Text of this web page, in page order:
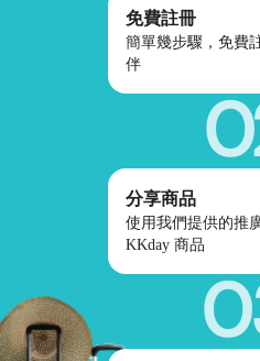
免費註冊
簡單幾步驟，免費
伴
分享商品
使用我們提供的推
KKday 商品